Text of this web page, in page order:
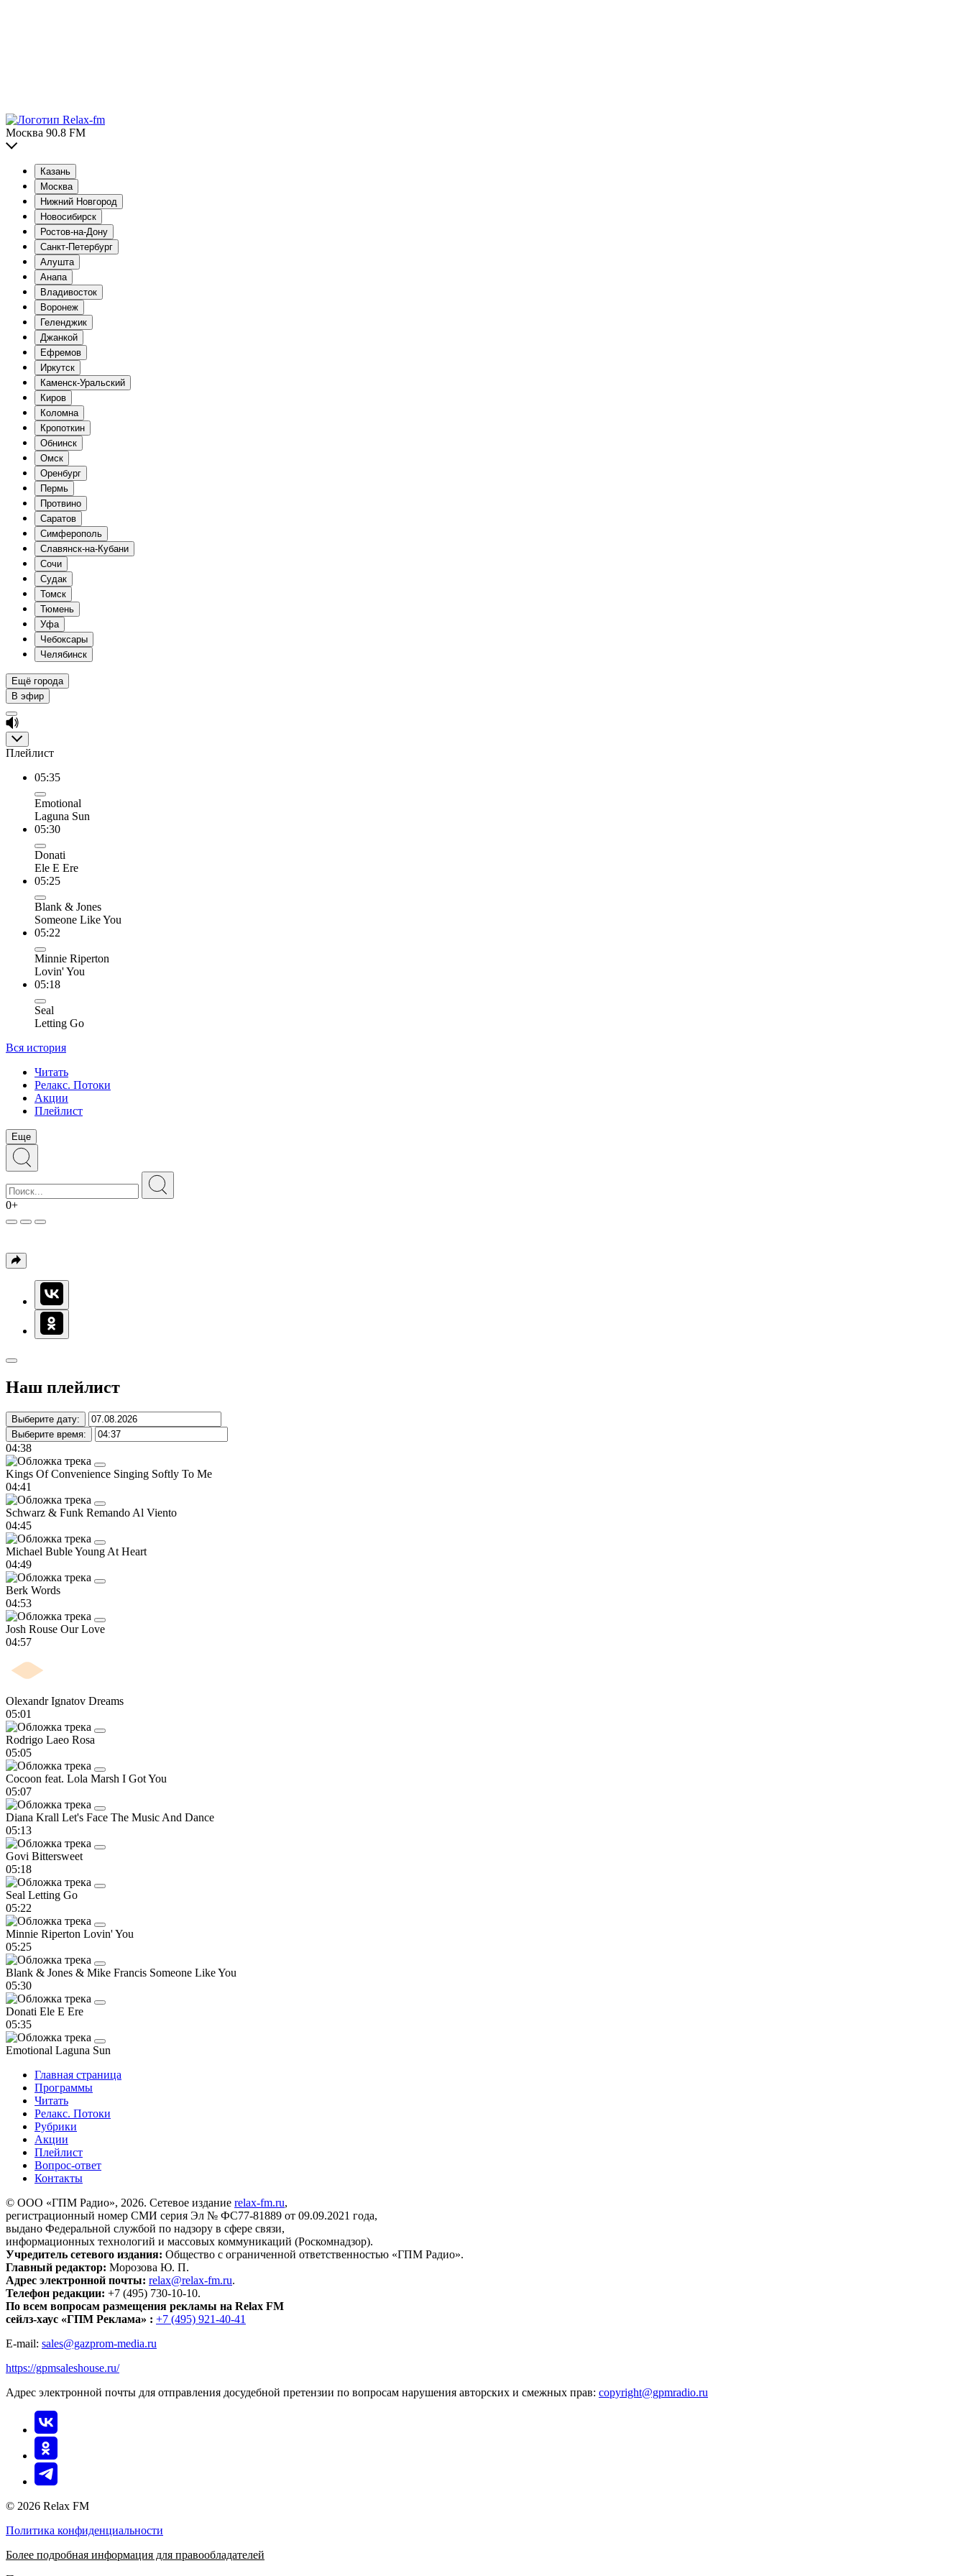
Москва 90.8 FM
Казань
Москва
Нижний Новгород
Новосибирск
Ростов-на-Дону
Санкт-Петербург
Алушта
Анапа
Владивосток
Воронеж
Геленджик
Джанкой
Ефремов
Иркутск
Каменск-Уральский
Киров
Коломна
Кропоткин
Обнинск
Омск
Оренбург
Пермь
Протвино
Саратов
Симферополь
Славянск-на-Кубани
Сочи
Судак
Томск
Тюмень
Уфа
Чебоксары
Челябинск
Ещё города
В эфир
Плейлист
05:35
Emotional
Laguna Sun
05:30
Donati
Ele E Ere
05:25
Blank & Jones
Someone Like You
05:22
Minnie Riperton
Lovin' You
05:18
Seal
Letting Go
Вся история
Читать
Релакс. Потоки
Акции
Плейлист
Еще
0+
Наш плейлист
Выберите дату:
Выберите время:
04:38
Kings Of Convenience Singing Softly To Me
04:41
Schwarz & Funk Remando Al Viento
04:45
Michael BubleYoung At Heart
04:49
Berk Words
04:53
Josh Rouse Our Love
04:57
Olexandr Ignatov Dreams
05:01
Rodrigo Laeo Rosa
05:05
Cocoon feat. Lola Marsh I Got You
05:07
Diana Krall Let's Face The Music And Dance
05:13
Govi Bittersweet
05:18
Seal Letting Go
05:22
Minnie Riperton Lovin' You
05:25
Blank & Jones & Mike Francis Someone Like You
05:30
Donati Ele E Ere
05:35
Emotional Laguna Sun
Главная страница
Программы
Читать
Релакс. Потоки
Рубрики
Акции
Плейлист
Вопрос-ответ
Контакты
© ООО «ГПМ Радио», 2026. Сетевое издание relax-fm.ru,
регистрационный номер СМИ серия Эл № ФС77-81889 от 09.09.2021 года,
выдано Федеральной службой по надзору в сфере связи,
информационных технологий и массовых коммуникаций (Роскомнадзор).
Учредитель сетевого издания: Общество с ограниченной ответственностью «ГПМ Радио».
Главный редактор: Морозова Ю. П.
Адрес электронной почты: relax@relax-fm.ru.
Телефон редакции: +7 (495) 730-10-10.
По всем вопросам размещения рекламы на Relax FM
сейлз-хаус «ГПМ Реклама» : +7 (495) 921-40-41
E-mail: sales@gazprom-media.ru
https://gpmsaleshouse.ru/
Адрес электронной почты для отправления досудебной претензии по вопросам нарушения авторских и смежных прав: copyright@gpmradio.ru
© 2026 Relax FM
Политика конфиденциальности
Более подробная информация для правообладателей